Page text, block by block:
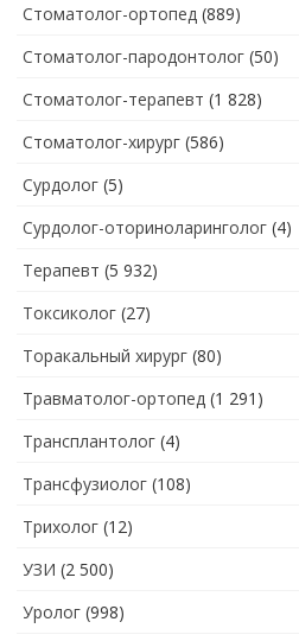
Стоматолог-ортопед (889)
Стоматолог-пародонтолог (50)
Стоматолог-терапевт (1 828)
Стоматолог-хирург (586)
Сурдолог (5)
Сурдолог-оториноларинголог (4)
Терапевт (5 932)
Токсиколог (27)
Торакальный хирург (80)
Травматолог-ортопед (1 291)
Трансплантолог (4)
Трансфузиолог (108)
Трихолог (12)
УЗИ (2 500)
Уролог (998)